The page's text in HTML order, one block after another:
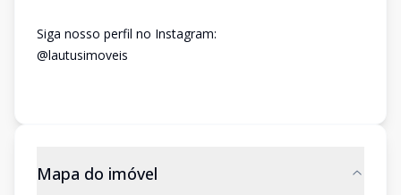
Siga nosso perfil no Instagram:
@lautusimoveis
Mapa do imóvel